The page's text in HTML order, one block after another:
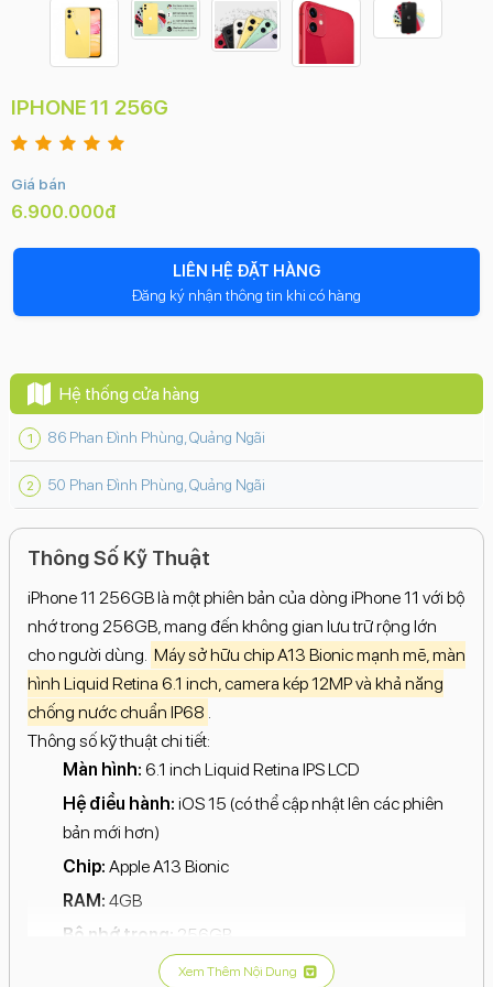
IPHONE 11 256G
Giá bán
6.900.000đ
LIÊN HỆ ĐẶT HÀNG
Đăng ký nhận thông tin khi có hàng
Hệ thống cửa hàng
86 Phan Đình Phùng, Quảng Ngãi
50 Phan Đình Phùng, Quảng Ngãi
Thông Số Kỹ Thuật
iPhone 11 256GB là một phiên bản của dòng iPhone 11 với bộ
nhớ trong 256GB, mang đến không gian lưu trữ rộng lớn
cho người dùng. Máy sở hữu chip A13 Bionic mạnh mẽ, màn
hình Liquid Retina 6.1 inch, camera kép 12MP và khả năng
chống nước chuẩn IP68 .
Thông số kỹ thuật chi tiết:
Màn hình: 6.1 inch Liquid Retina IPS LCD
Hệ điều hành: iOS 15 (có thể cập nhật lên các phiên
bản mới hơn)
Chip: Apple A13 Bionic
RAM: 4GB
Bộ nhớ trong: 256GB
Camera sau:
12MP (góc rộng) + 12MP (siêu rộng)
Xem Thêm Nội Dung